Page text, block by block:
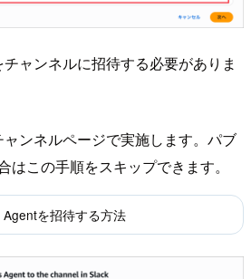
ャンネルに招待する必要がありま
ンネルページで実施します。パブ
はこの手順をスキップできます。
を招待する方法